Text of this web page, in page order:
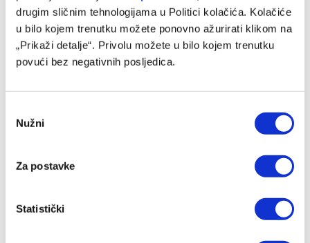
drugim sličnim tehnologijama u Politici kolačića. Kolačiće
u bilo kojem trenutku možete ponovno ažurirati klikom na
„Prikaži detalje“. Privolu možete u bilo kojem trenutku
povući bez negativnih posljedica.
Selection
Nužni
Za postavke
Statistički